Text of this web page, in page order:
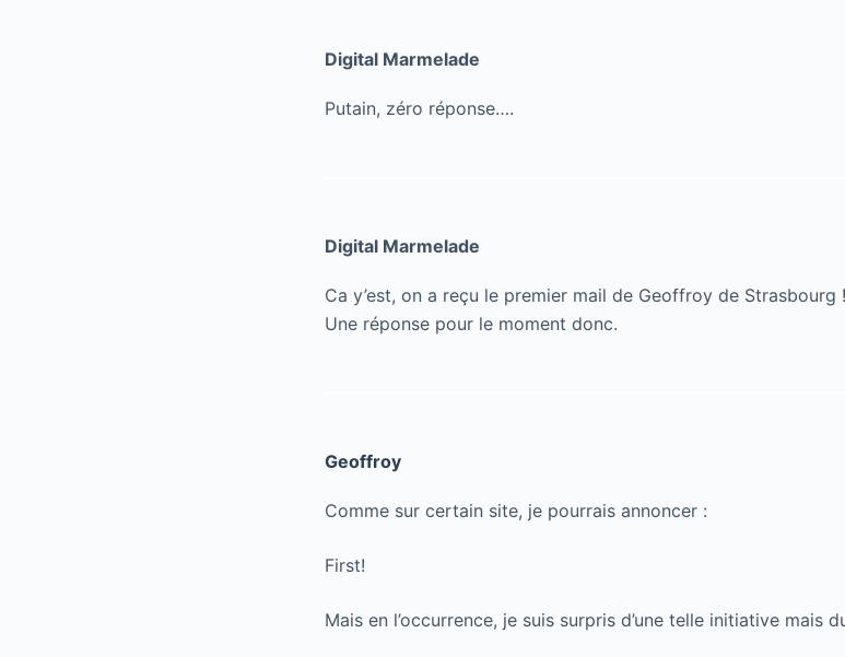
Digital Marmelade
Putain, zéro réponse….
Digital Marmelade
Ca y’est, on a reçu le premier mail de Geoffroy de
Une réponse pour le moment donc.
Geoffroy
Comme sur certain site, je pourrais annoncer :
First!
Mais en l’occurrence, je suis surpris d’une telle initiative mais